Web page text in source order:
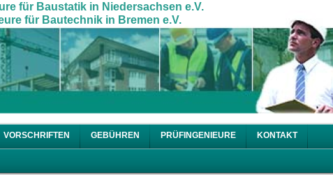
für Baustatik in Niedersachsen e.V.
für Bautechnik in Bremen e.V.
VORSCHRIFTEN GEBÜHREN PRÜFINGENIEURE KONTAKT